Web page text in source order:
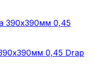
0,45 Drap